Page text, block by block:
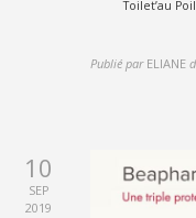
Toilet’au
Publié par ELIANE
10
SEP
2019